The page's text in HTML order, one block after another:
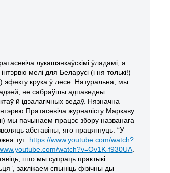
лукашэнкаўскімі ўладамі, а
мелі для Беларусі (і ня толькі!)
эфекту крука ў лесе. Натуральна, мы
не сабраўшы адпаведны
й ідэалагічных ведаў. Нязначна
Пратасевіча журналісту Маркаву
мы пачынаем працэс збору названага
абставіны, яго працягнуць. “У
тут: https://www.youtube.com/watch?
watch?v=Ov1K-f930UA
што мы супраць практыкі
заклікаем спыніць фізічны ды